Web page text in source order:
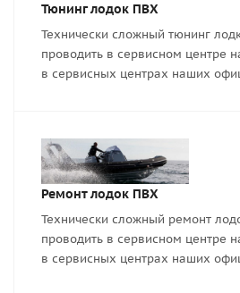
Тюнинг лодок ПВХ
Технически сложный тюнинг
проводить в сервисном центре
в сервисных центрах наших
Ремонт лодок ПВХ
Технически сложный ремонт
проводить в сервисном центре
в сервисных центрах наших